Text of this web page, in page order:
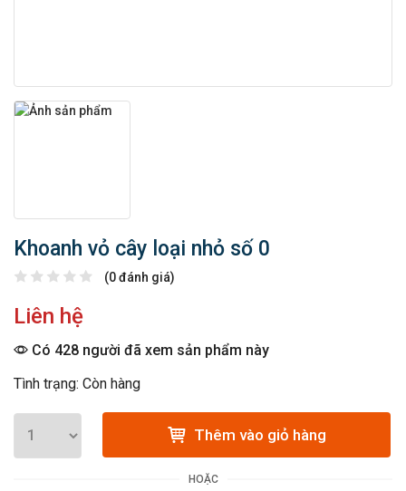
Khoanh vỏ cây loại nhỏ số 0
(0 đánh giá)
Liên hệ
Có 428 người đã xem sản phẩm này
Tình trạng: Còn hàng
Thêm vào giỏ hàng
HOẶC